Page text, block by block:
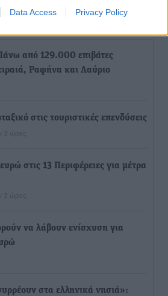
Data Access Privacy Policy
Ροή ειδήσεων
από 129.000 επιβάτες
Ραφήνα και Λαύριο
στις τουριστικές επενδύσεις
3 ώρες
στις 13 Περιφέρειες για μέτρα
3 ώρες
να λάβουν ενίσχυση για
στα ελληνικά νησιά»: